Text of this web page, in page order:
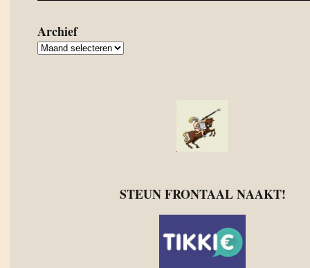
Archief
Archief
STEUN FRONTAAL NAAKT!